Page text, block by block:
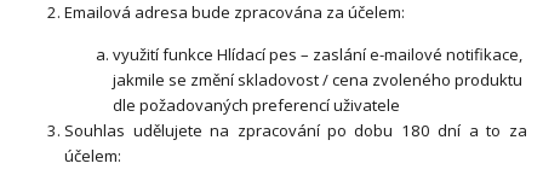
Emailová adresa bude zpracována za účelem:
využití funkce Hlídací pes – zaslání e-mailové notifikace,
jakmile se změní skladovost / cena zvoleného produktu
dle požadovaných preferencí uživatele
Souhlas udělujete na zpracování po dobu 180 dní a to za
účelem: